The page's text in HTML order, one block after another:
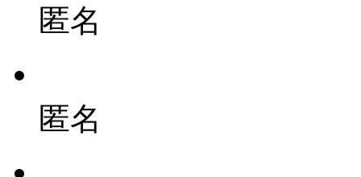
匿名
匿名